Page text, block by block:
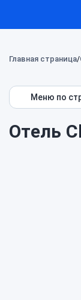
Главная страница
Меню по
Отель